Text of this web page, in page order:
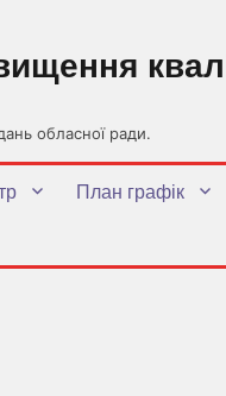
обласної ради.
План графік